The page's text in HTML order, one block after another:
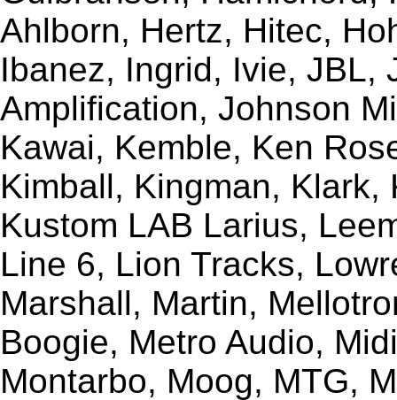
Ahlborn, Hertz, Hitec,
Ibanez, Ingrid, Ivie, JBL,
Amplification, Johnson
Kawai, Kemble, Ken
Kimball, Kingman,
Kustom LAB Larius,
Line 6, Lion Tracks,
Marshall, Martin,
Boogie, Metro Audio,
Montarbo, Moog, MTG,